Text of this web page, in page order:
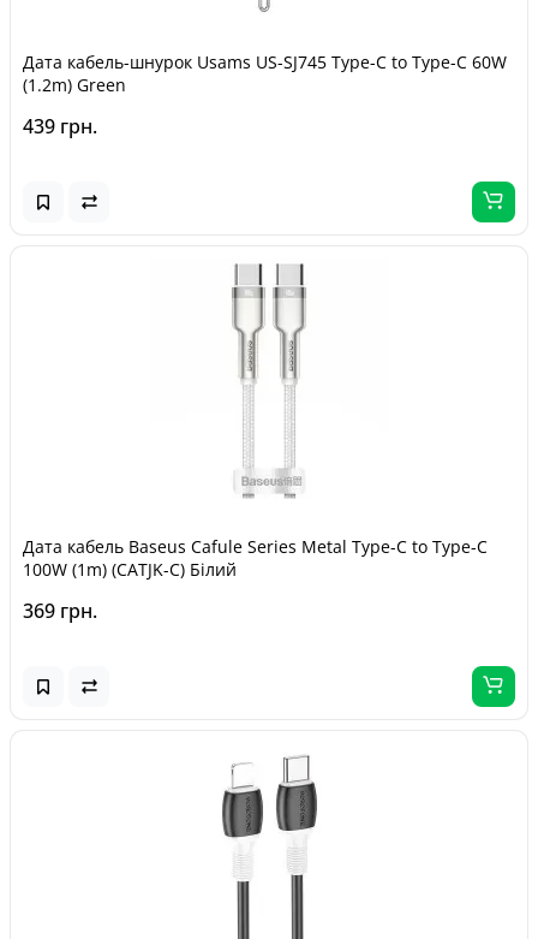
Дата кабель-шнурок Usams US-SJ745 Type-C to Type-C 60W
(1.2m) Green
439 грн.
Дата кабель Baseus Cafule Series Metal Type-C to Type-C
100W (1m) (CATJK-C) Білий
369 грн.